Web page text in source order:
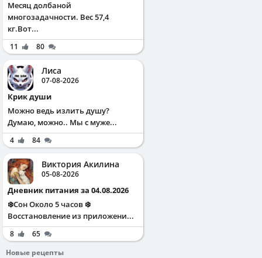
Месяц долбаной
многозадачности. Вес 57,4
кг.Вот...
11 80
Лиса
07-08-2026
Крик души
Можно ведь излить душу?
Думаю, можно.. Мы с муже...
4 84
Виктория Акилина
05-08-2026
Дневник питания за 04.08.2026
❄️Сон Около 5 часов ❄️
Восстановление из приложени...
8
65
Новые рецепты